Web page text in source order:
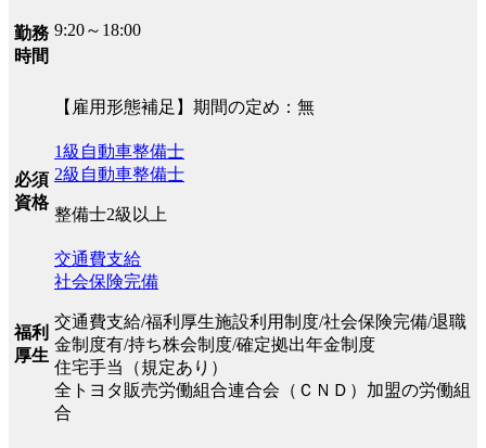
勤務
時間
9:20～18:00
【雇用形態補足】期間の定め：無
必須
資格
1級自動車整備士
2級自動車整備士
整備士2級以上
福利
厚生
交通費支給
社会保険完備
交通費支給/福利厚生施設利用制度/社会保険完備/退職
金制度有/持ち株会制度/確定拠出年金制度
住宅手当（規定あり）
全トヨタ販売労働組合連合会（ＣＮＤ）加盟の労働組
合